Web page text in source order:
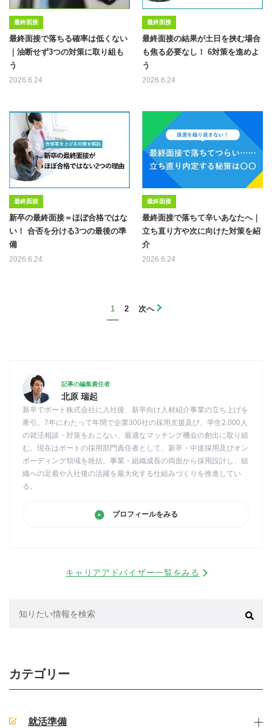
最終面接
最終面接で落ちる確率は低くない
｜油断せず3つの対策に取り組も
う
2026.6.24
最終面接
最終面接の結果が土日を挟む場合
も焦る必要なし！ 6対策を進めよ
う
2026.6.24
最終面接
新卒の最終面接＝ほぼ合格ではな
い！ 合否を分ける3つの最後の準
備
2026.6.24
最終面接
最終面接で落ちて辛いあなたへ｜
立ち直り方や次に向けた対策を紹
介
2026.6.24
1 2 次へ
記事の編集責任者
北原 瑞起
新卒でポート株式会社に入社後、新卒向け人材紹介事業の立ち上げを
牽引。7年にわたって年間で企業300社の採用支援及び、学生2,000人
の就活相談・対策をおこない、最適なマッチング機会の創出に取り組
む。現在はポートの採用部門責任者として、新卒・中途採用及びオン
ボーディング領域を統括。事業・組織成長の両面から採用設計し、組
織への定着や入社後の活躍を最大化する仕組みづくりを推進してい
る。
プロフィールをみる
キャリアアドバイザー一覧をみる
カテゴリー
就活準備